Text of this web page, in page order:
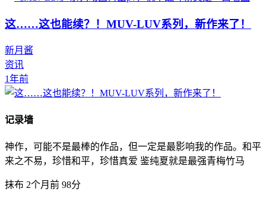
这……这也能续？！MUV-LUV系列，新作来了！
新月酱
资讯
1年前
记录墙
神作，可能不是最棒的作品，但一定是最影响我的作品。和平
来之不易，珍惜和平，珍惜真爱 鉴纯夏就是最强青梅竹马
抹布 2个月前 98分